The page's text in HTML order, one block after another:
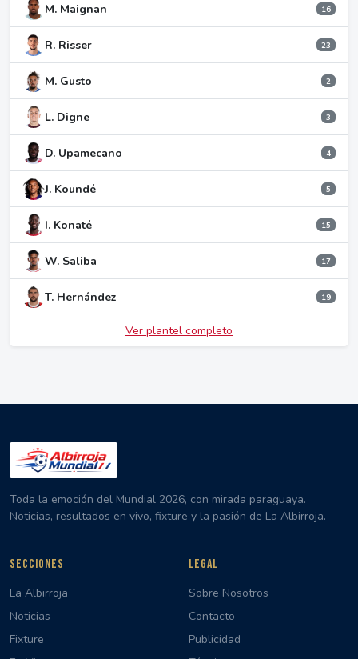
M. Maignan 16
R. Risser 23
M. Gusto 2
L. Digne 3
D. Upamecano 4
J. Koundé 5
I. Konaté 15
W. Saliba 17
T. Hernández 19
Ver plantel completo
Toda la emoción del Mundial 2026, con mirada paraguaya.
Noticias, resultados en vivo, fixture y la pasión de La Albirroja.
SECCIONES
La Albirroja
Noticias
Fixture
LEGAL
Sobre Nosotros
Contacto
Publicidad